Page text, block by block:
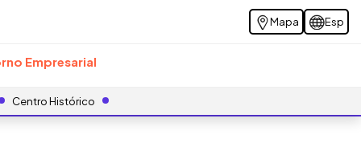
Mapa Esp
Empresarial
Centro Histórico